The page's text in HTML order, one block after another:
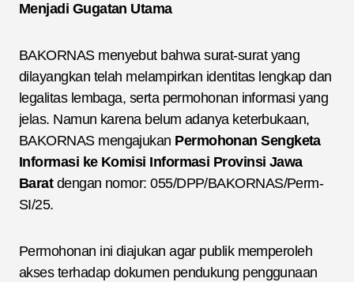
Menjadi Gugatan Utama
BAKORNAS menyebut bahwa surat-surat yang
dilayangkan telah melampirkan identitas lengkap dan
legalitas lembaga, serta permohonan informasi yang
jelas. Namun karena belum adanya keterbukaan,
BAKORNAS mengajukan Permohonan Sengketa
Informasi ke Komisi Informasi Provinsi Jawa
Baratdengan nomor: 055/DPP/BAKORNAS/Perm-
SI/25.
Permohonan ini diajukan agar publik memperoleh
akses terhadap dokumen pendukung penggunaan